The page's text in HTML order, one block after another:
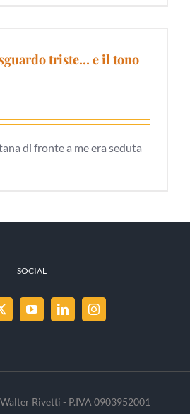
triste… e il tono
di fronte a me era seduta
SOCIAL
Rivetti - P.IVA 0903952001